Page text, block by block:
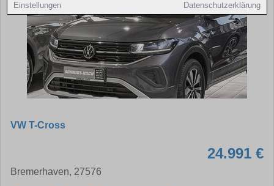
Einstellungen Datenschutzerklärung
VW T-Cross
24.991 €
Bremerhaven, 27576